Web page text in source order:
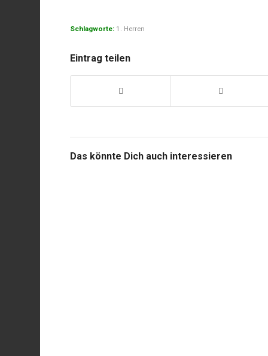
Schlagworte: 1. Herren
Eintrag teilen
Das könnte Dich auch interessieren